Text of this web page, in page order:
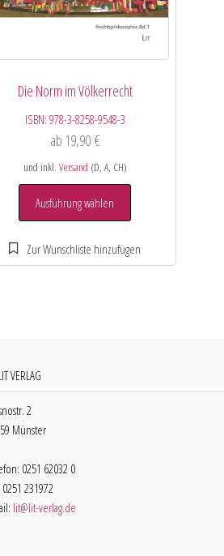
Die Norm im Völkerrecht
ISBN: 978-3-8258-9548-3
ab 19,90 €
und inkl. Versand (D, A, CH)
Ausführung wählen
VERLAG
2
Münster
0251 62032 0
0251 231972
lit@lit-verlag.de